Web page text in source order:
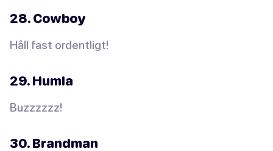
28. Cowboy
Håll fast ordentligt!
29. Humla
Buzzzzzz!
30. Brandman